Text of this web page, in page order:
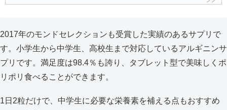
2017年のモンドセレクションも受賞した実績のあるサプリで
す。小学生から中学生、高校生まで対応しているアルギニンサ
プリです。満足度は98.4％も誇り、タブレット型で美味しくポ
リポリ食べることができます。
1日2粒だけで、中学生に必要な栄養素を補える点もおすすめ